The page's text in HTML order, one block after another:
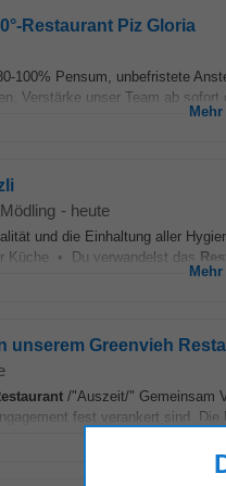
Restaurant Piz Gloria
100% Pensum, unbefristete
Verstärke unser Team ab sofort
Mödling - heute
und die Einhaltung aller
Küche • Du verwandelst das
unserem Greenvieh
/"Auszeit/" Gemeinsam
fest verankert sind. Die
Mehr